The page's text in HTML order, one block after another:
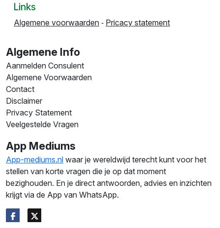
Links
Algemene voorwaarden ‐ Pricacy statement
Algemene Info
Aanmelden Consulent
Algemene Voorwaarden
Contact
Disclaimer
Privacy Statement
Veelgestelde Vragen
App Mediums
App-mediums.nl waar je wereldwijd terecht kunt voor het
stellen van korte vragen die je op dat moment
bezighouden. En je direct antwoorden, advies en inzichten
krijgt via de App van WhatsApp.